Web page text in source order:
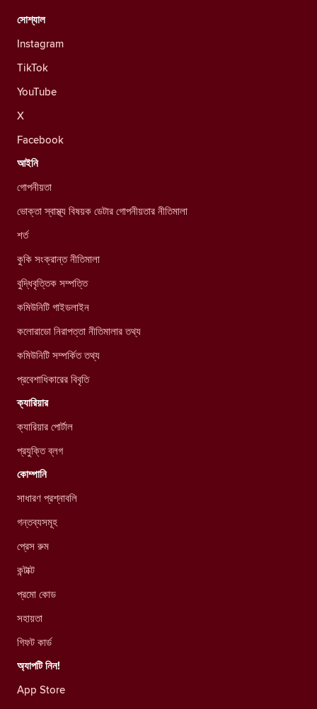
সোশ্যাল
Instagram
TikTok
YouTube
X
Facebook
আইনি
গোপনীয়তা
ভোক্তা স্বাস্থ্য বিষয়ক ডেটার গোপনীয়তার নীতিমালা
শর্ত
কুকি সংক্রান্ত নীতিমালা
বুদ্ধিবৃত্তিক সম্পত্তি
কমিউনিটি গাইডলাইন
কলোরাডো নিরাপত্তা নীতিমালার তথ্য
কমিউনিটি সম্পর্কিত তথ্য
প্রবেশাধিকারের বিবৃতি
ক্যারিয়ার
ক্যারিয়ার পোর্টাল
প্রযুক্তি ব্লগ
কোম্পানি
সাধারণ প্রশ্নাবলি
গন্তব্যসমূহ
প্রেস রুম
কন্টাক্ট
প্রমো কোড
সহায়তা
গিফট কার্ড
অ্যাপটি নিন!
App Store